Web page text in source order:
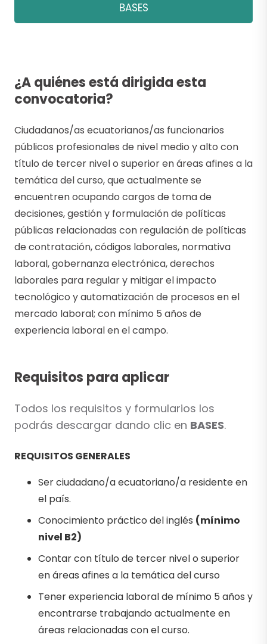
BASES
¿A quiénes está dirigida esta
convocatoria?
Ciudadanos/as ecuatorianos/as funcionarios
públicos profesionales de nivel medio y alto con
título de tercer nivel o superior en áreas afines a la
temática del curso, que actualmente se
encuentren ocupando cargos de toma de
decisiones, gestión y formulación de políticas
públicas relacionadas con regulación de políticas
de contratación, códigos laborales, normativa
laboral, gobernanza electrónica, derechos
laborales para regular y mitigar el impacto
tecnológico y automatización de procesos en el
mercado laboral; con mínimo 5 años de
experiencia laboral en el campo.
Requisitos para aplicar
Todos los requisitos y formularios los
podrás descargar dando clic en BASES.
REQUISITOS GENERALES
Ser ciudadano/a ecuatoriano/a residente en
el país.
Conocimiento práctico del inglés (mínimo
nivel B2)
Contar con título de tercer nivel o superior
en áreas afines a la temática del curso
Tener experiencia laboral de mínimo 5 años y
encontrarse trabajando actualmente en
áreas relacionadas con el curso.